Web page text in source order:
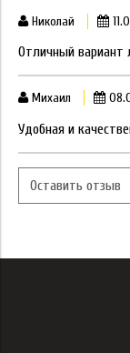
Николай
Отличный вариант
Михаил
Удобная и
Оставить отзыв